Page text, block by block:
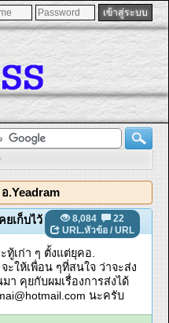
.Yeadram
8,084
22
URL.หัวข้อ / URL
ยเก็บไว้
ทู้เก่า ๆ ตั้งแต่ยุคอ.
ะให้เพื่อน ๆที่สนใจ ว่าจะส่ง
า คุยกับผมเรื่องการส่งได้
นะครับ